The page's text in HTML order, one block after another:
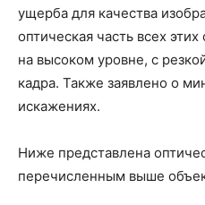
ущерба для качества
оптическая часть всех
на высоком уровне, с
кадра. Также заявлено о
искажениях.
Ниже представлена
перечисленным выше